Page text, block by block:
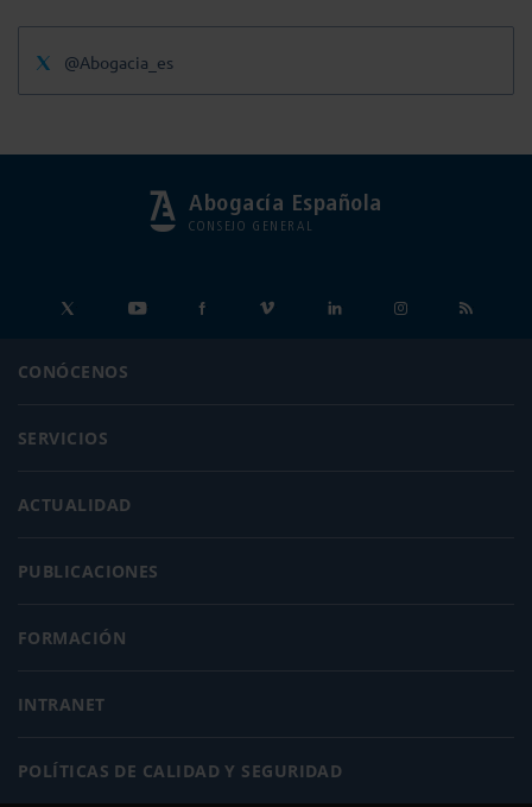
@Abogacia_es
Abogacía Española
CONSEJO GENERAL
CONÓCENOS
SERVICIOS
ACTUALIDAD
PUBLICACIONES
FORMACIÓN
INTRANET
POLÍTICAS DE CALIDAD Y SEGURIDAD